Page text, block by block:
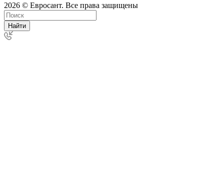
2026 © Евросант. Все права защищены
Найти